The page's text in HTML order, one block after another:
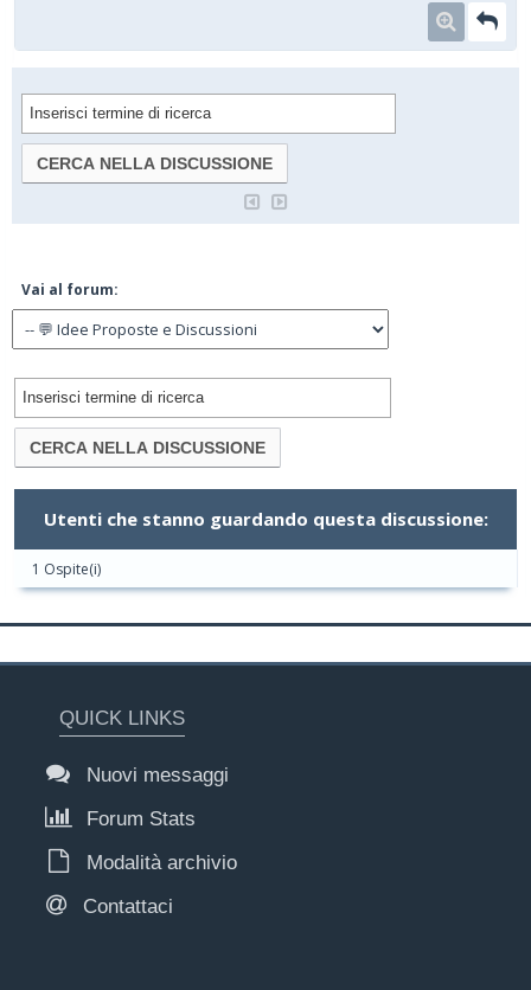
Vai al forum:
Utenti che stanno guardando questa discussione:
1 Ospite(i)
QUICK LINKS
Nuovi messaggi
Forum Stats
Modalità archivio
Contattaci